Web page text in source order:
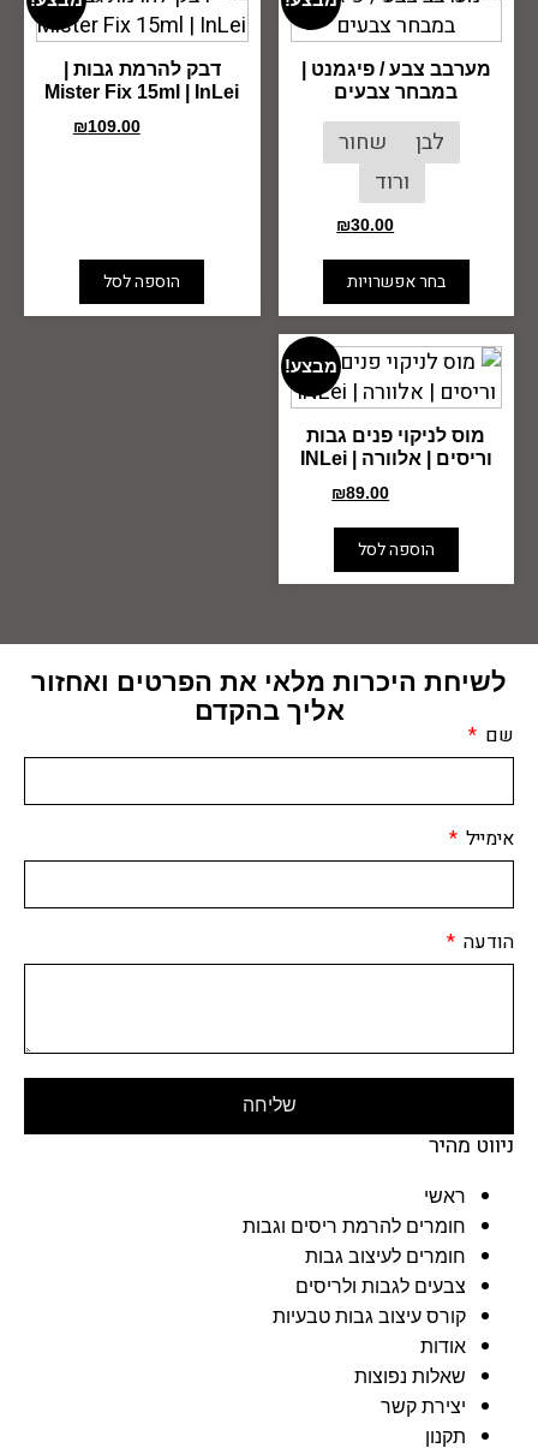
מערבב צבע / פיגמנט |
במבחר צבעים
לבן
שחור
ורוד
₪30.00
בחר אפשרויות
דבק להרמת גבות |
Mister Fix 15ml | InLei
₪109.00
הוספה לסל
מבצע!
מוס לניקוי פנים גבות
וריסים | אלוורה | INLei
₪89.00
הוספה לסל
ניווט מהיר
ראשי
חומרים להרמת ריסים וגבות
חומרים לעיצוב גבות
צבעים לגבות ולריסים
קורס עיצוב גבות טבעיות
אודות
שאלות נפוצות
יצירת קשר
תקנון
לשיחת היכרות מלאי את הפרטים ואחזור
אליך בהקדם
שם
אימייל
הודעה
שליחה